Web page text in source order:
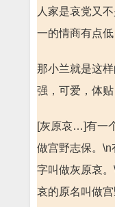
人家是哀党又
一的情商有点低
那小兰就是这
强，可爱，体
[灰原哀…]有一
做宫野志保。\n
字叫做灰原哀
哀的原名叫做